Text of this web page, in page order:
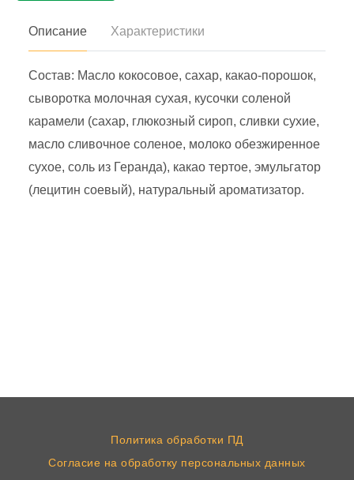
Описание Характеристики
Состав: Масло кокосовое, сахар, какао-порошок,
сыворотка молочная сухая, кусочки соленой
карамели (сахар, глюкозный сироп, сливки сухие,
масло сливочное соленое, молоко обезжиренное
сухое, соль из Геранда), какао тертое, эмульгатор
(лецитин соевый), натуральный ароматизатор.
Политика обработки ПД
Согласие на обработку персональных данных